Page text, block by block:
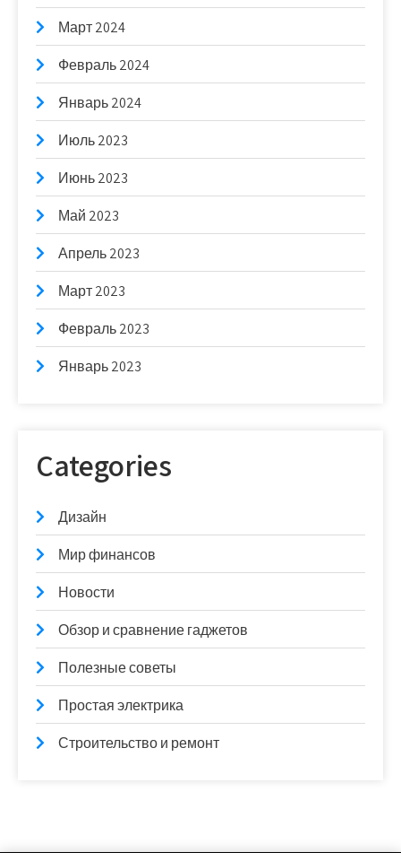
Март 2024
Февраль 2024
Январь 2024
Июль 2023
Июнь 2023
Май 2023
Апрель 2023
Март 2023
Февраль 2023
Январь 2023
Categories
Дизайн
Мир финансов
Новости
Обзор и сравнение гаджетов
Полезные советы
Простая электрика
Строительство и ремонт